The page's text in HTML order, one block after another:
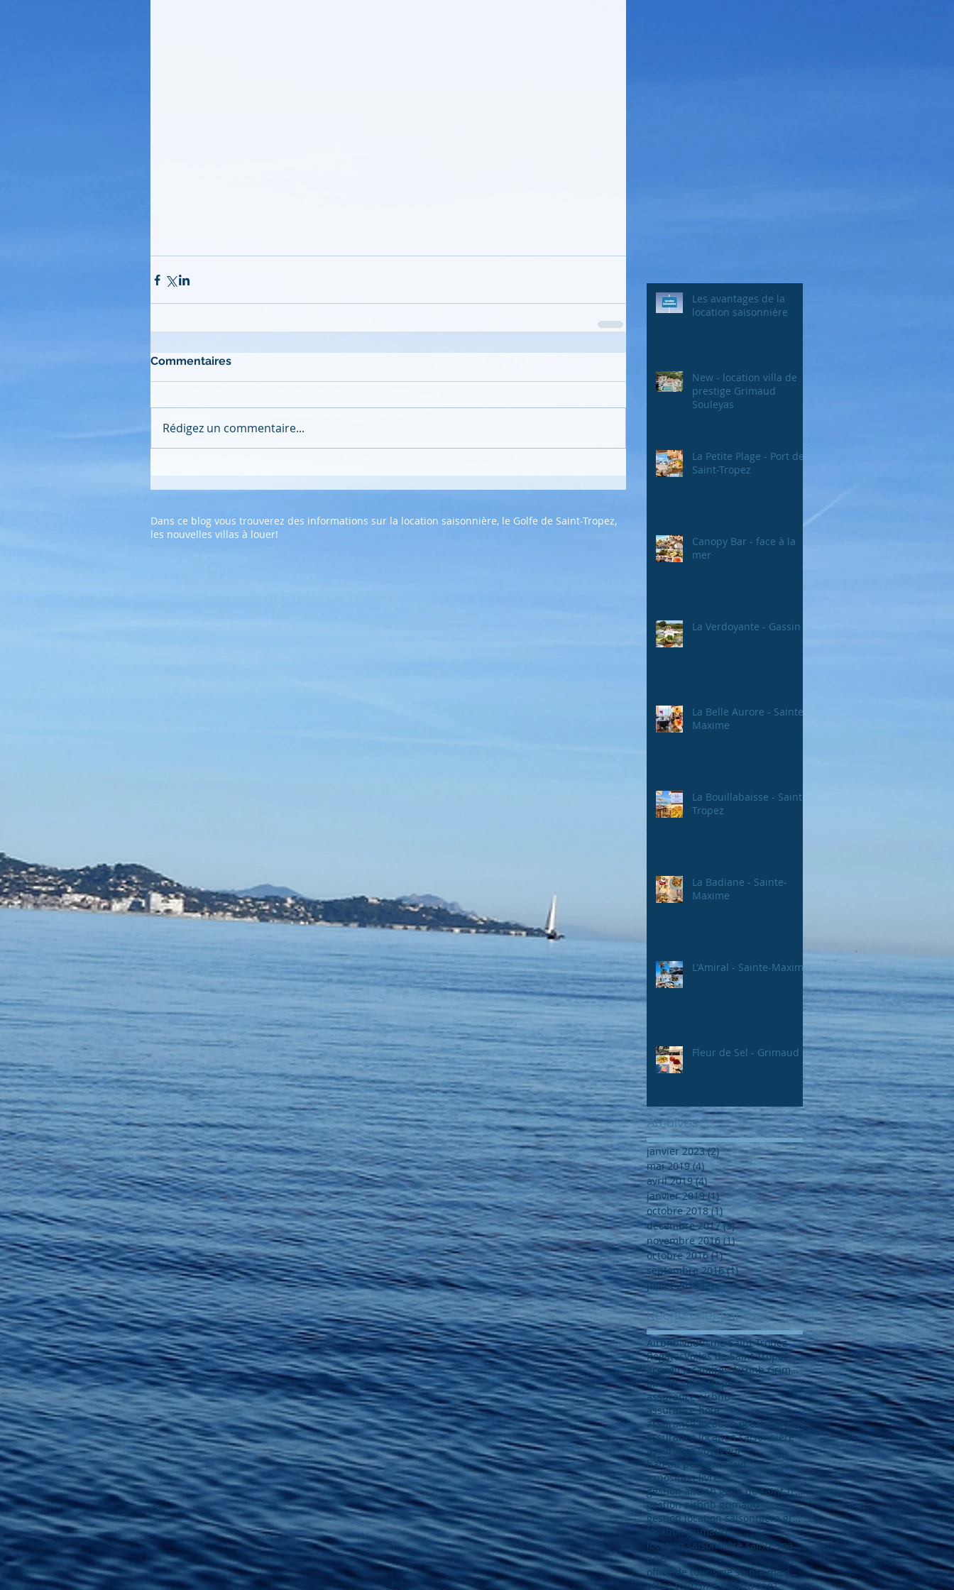
Commentaires
Rédigez un commentaire...
Dans ce blog vous trouverez des informations sur la location saisonnière, le Golfe de Saint-Tropez,
les nouvelles villas à louer!
Les avantages de la
location saisonnière
New - location villa de
prestige Grimaud
Souleyas
La Petite Plage - Port de
Saint-Tropez
Canopy Bar - face à la
mer
La Verdoyante - Gassin
La Belle Aurore - Sainte-
Maxime
La Bouillabaisse - Saint-
Tropez
La Badiane - Sainte-
Maxime
L'Amiral - Sainte-Maxime
Fleur de Sel - Grimaud
Archives
janvier 2023 (2)2 posts
mai 2019 (4) 4 posts
avril 2019 (4)4 posts
janvier 2019 (1)1 post
octobre 2018 (1)1 post
décembre 2017 (3)3 posts
novembre 2016 (1)1 post
octobre 2016 (1)1 post
septembre 2016 (1)1 post
juillet 2016
(2)2 posts
Rechercher par Tags
AirbnbNautisme Saint Tropez
RégatesVoiles de Saint Tropez
accueil locataires Airbnb Grimaud
airbnb saint tropez
assurance airbnb
assurance hôte
assurance location occasionnelle
assurance location saisonnière
assurance voyageur
bateau port-grimaud
exposition livre
gestion airbnb golfe de saint-tropez
gestion airbnb grimaud
gestion location saisonnière grimaud
location grimaud
location saisonnière sainte-maxime
noel
office de tourisme sainte maxime
office tourisme saint-tropez